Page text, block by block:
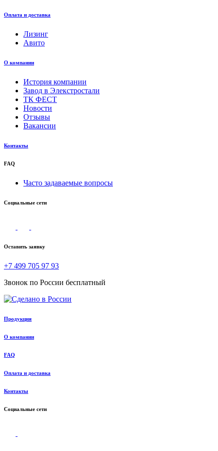
Оплата и доставка
Лизинг
Авито
О компании
История компании
Завод в Элекстростали
ТК ФЕСТ
Новости
Отзывы
Вакансии
Контакты
FAQ
Часто задаваемые вопросы
Социальные сети
Оставить заявку
+7 499 705 97 93
Звонок по России бесплатный
Продукция
О компании
FAQ
Оплата и доставка
Контакты
Социальные сети